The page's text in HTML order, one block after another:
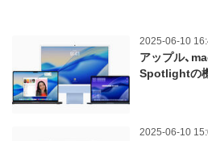
2025-06-10
アップル、
Spotlightの
2025-06-10